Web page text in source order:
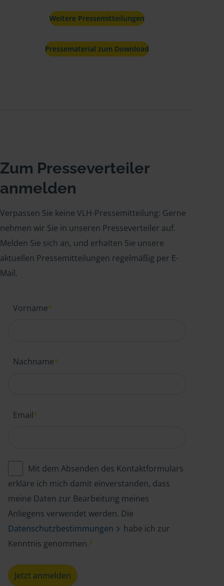
Weitere Pressemitteilungen
Pressematerial zum Download
Zum Presseverteiler
anmelden
Verpassen Sie keine VLH-Pressemitteilung: Gerne
nehmen wir Sie in unseren Presseverteiler auf.
Melden Sie sich an, und erhalten Sie unsere
aktuellen Pressemitteilungen regelmäßig per E-
Mail.
Vorname*
Nachname*
Email*
Mit dem Absenden des Kontaktformulars
erkläre ich mich damit einverstanden, dass
meine Daten zur Bearbeitung meines
Anliegens verwendet werden. Die
Datenschutzbestimmungen
habe ich zur
Kenntnis genommen.*